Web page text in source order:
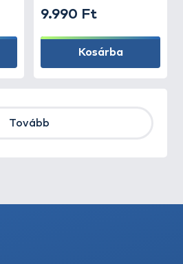
9.990 Ft
Kosárba
Tovább